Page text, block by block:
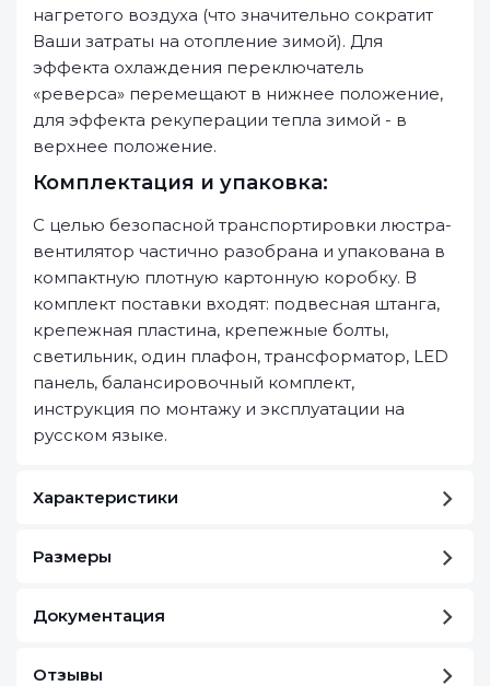
нагретого воздуха (что значительно сократит
Ваши затраты на отопление зимой). Для
эффекта охлаждения переключатель
«реверса» перемещают в нижнее положение,
для эффекта рекуперации тепла зимой - в
верхнее положение.
Комплектация и упаковка:
С целью безопасной транспортировки люстра-
вентилятор частично разобрана и упакована в
компактную плотную картонную коробку. В
комплект поставки входят: подвесная штанга,
крепежная пластина, крепежные болты,
светильник, один плафон, трансформатор, LED
панель, балансировочный комплект,
инструкция по монтажу и эксплуатации на
русском языке.
Характеристики
Размеры
Документация
Отзывы